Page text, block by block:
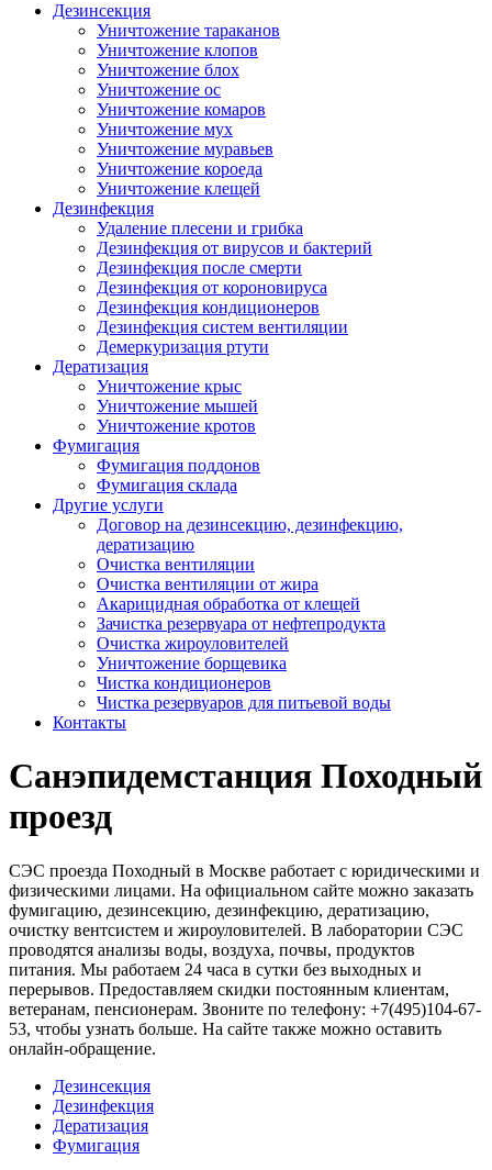
Дезинсекция
Уничтожение тараканов
Уничтожение клопов
Уничтожение блох
Уничтожение ос
Уничтожение комаров
Уничтожение мух
Уничтожение муравьев
Уничтожение короеда
Уничтожение клещей
Дезинфекция
Удаление плесени и грибка
Дезинфекция от вирусов и бактерий
Дезинфекция после смерти
Дезинфекция от короновируса
Дезинфекция кондиционеров
Дезинфекция систем вентиляции
Демеркуризация ртути
Дератизация
Уничтожение крыс
Уничтожение мышей
Уничтожение кротов
Фумигация
Фумигация поддонов
Фумигация склада
Другие услуги
Договор на дезинсекцию, дезинфекцию,
дератизацию
Очистка вентиляции
Очистка вентиляции от жира
Акарицидная обработка от клещей
Зачистка резервуара от нефтепродукта
Очистка жироуловителей
Уничтожение борщевика
Чистка кондиционеров
Чистка резервуаров для питьевой воды
Контакты
Санэпидемстанция Походный
проезд
СЭС проезда Походный в Москве работает с юридическими и
физическими лицами. На официальном сайте можно заказать
фумигацию, дезинсекцию, дезинфекцию, дератизацию,
очистку вентсистем и жироуловителей. В лаборатории СЭС
проводятся анализы воды, воздуха, почвы, продуктов
питания. Мы работаем 24 часа в сутки без выходных и
перерывов. Предоставляем скидки постоянным клиентам,
ветеранам, пенсионерам. Звоните по телефону: +7(495)104-67-
53, чтобы узнать больше. На сайте также можно оставить
онлайн-обращение.
Дезинсекция
Дезинфекция
Дератизация
Фумигация